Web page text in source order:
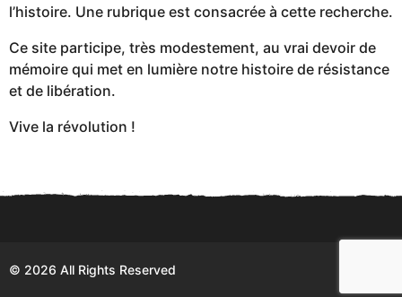
l’histoire. Une rubrique est consacrée à cette recherche.
Ce site participe, très modestement, au vrai devoir de
mémoire qui met en lumière notre histoire de résistance
et de libération.
Vive la révolution !
© 2026 All Rights Reserved